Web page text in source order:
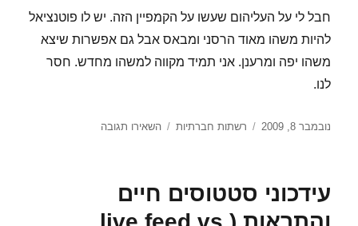
חבל לי על העליהום שעשו על הקמפיין הזה. יש לו פוטנציאל
להיות משהו מאוד הרסני ומבאס אבל גם אפשרות שיצא
משהו יפה ומרענן. אני תמיד מקווה למשהו מחדש. חסר
לנו.
פורסם
נובמבר 8, 2009 קטגוריות
רשתות חברתיות השאירו תגובה
עידכוני סטטוסים חיים